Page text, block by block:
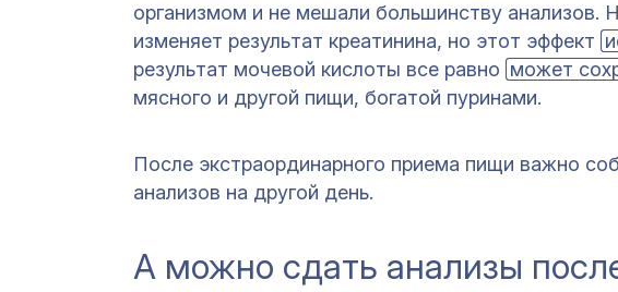
организмом и не мешали большинству анализов.
изменяет результат креатинина, но этот эффект
результат мочевой кислоты все равно может
мясного и другой пищи, богатой пуринами.
После экстраординарного приема пищи важно
анализов на другой день.
А можно сдать анализы